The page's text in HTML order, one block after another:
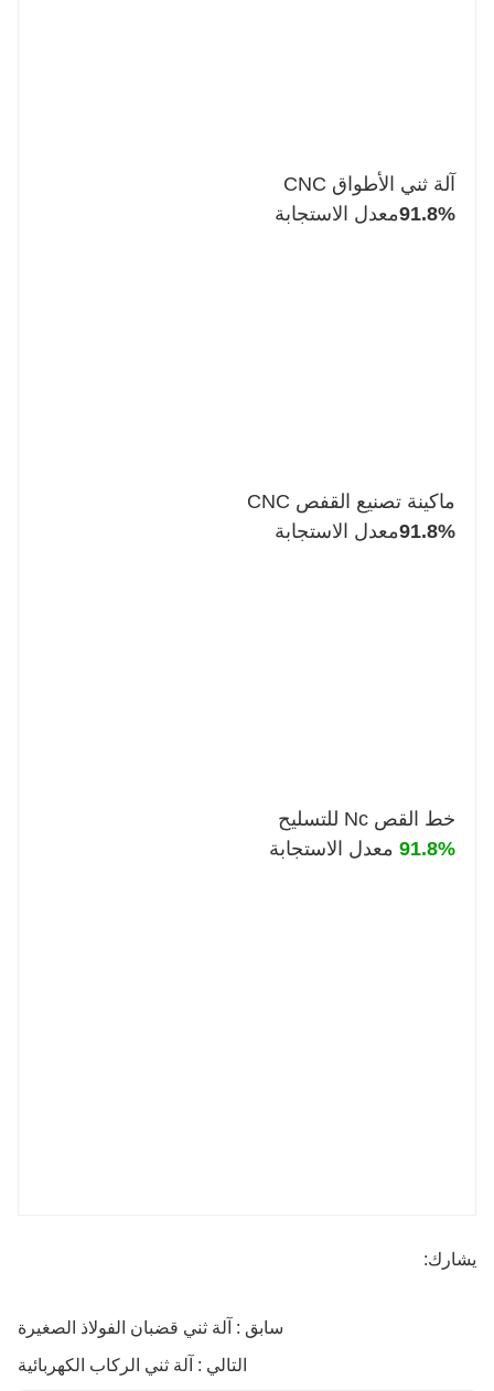
آلة ثني الأطواق CNC
91.8%معدل الاستجابة
ماكينة تصنيع القفص CNC
91.8%معدل الاستجابة
خط القص Nc للتسليح
91.8% معدل الاستجابة
يشارك:
سابق : آلة ثني قضبان الفولاذ الصغيرة
التالي : آلة ثني الركاب الكهربائية